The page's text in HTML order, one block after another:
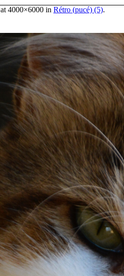
at 4000×6000 in Rétro (pucé) (5).